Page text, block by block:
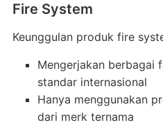
Fire System
Keunggulan produk fire
Mengerjakan berbagai
standar internasional
Hanya menggunakan
dari merk ternama